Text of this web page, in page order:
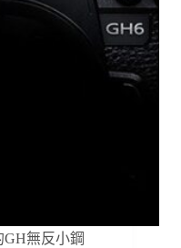
無反小鋼